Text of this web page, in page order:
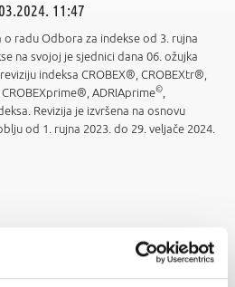
11:47
o radu Odbora za indekse od 3. rujna
na svojoj je sjednici dana 06. ožujka
indeksa CROBEX®, CROBEXtr®,
ADRIAprime©
Revizija je izvršena na osnovu
od 1. rujna 2023. do 29. veljače 2024.